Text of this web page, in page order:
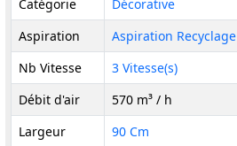
Catégorie
Décorative
Aspiration
Aspiration Recyclage
Nb Vitesse
3 Vitesse(s)
Débit d'air
570 m³ / h
Largeur
90 Cm